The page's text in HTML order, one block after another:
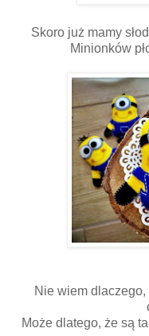
Skoro już mamy
Minionków
Nie wiem
Może dlatego, że są